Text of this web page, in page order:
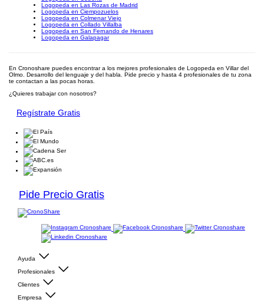
Logopeda en Las Rozas de Madrid
Logopeda en Ciempozuelos
Logopeda en Colmenar Viejo
Logopeda en Collado Villalba
Logopeda en San Fernando de Henares
Logopeda en Galapagar
En Cronoshare puedes encontrar a los mejores profesionales de Logopeda en Villar del
Olmo. Desarrollo del lenguaje y del habla. Pide precio y hasta 4 profesionales de tu zona
te contactan a las pocas horas.
¿Quieres trabajar con nosotros?
Regístrate Gratis
Pide Precio Gratis
Ayuda
Profesionales
Clientes
Empresa